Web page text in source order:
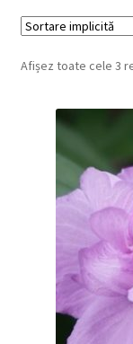
Checkout
Afișez toate cele 3